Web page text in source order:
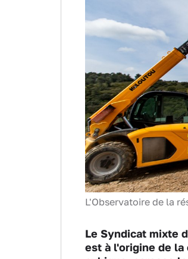
L'Observatoire de la
Le Syndicat mixte
est à l'origine de